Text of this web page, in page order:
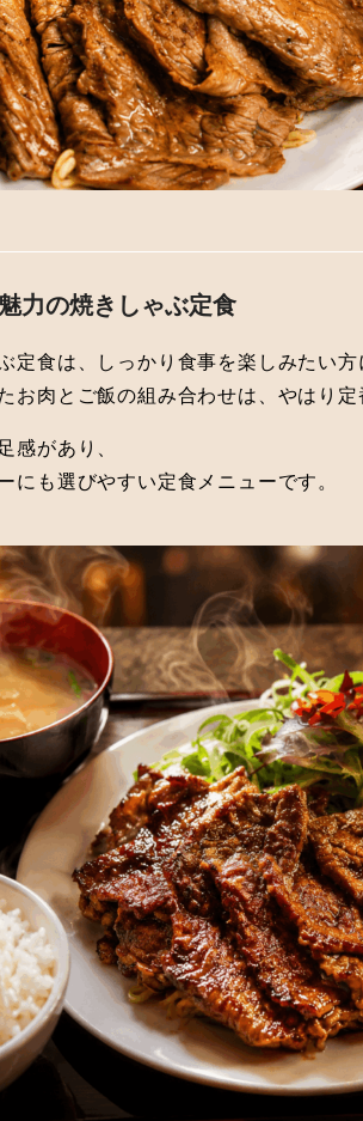
力の焼きしゃぶ定食
定食は、しっかり食事を楽しみたい方
お肉とご飯の組み合わせは、やはり定
感があり、
にも選びやすい定食メニューです。